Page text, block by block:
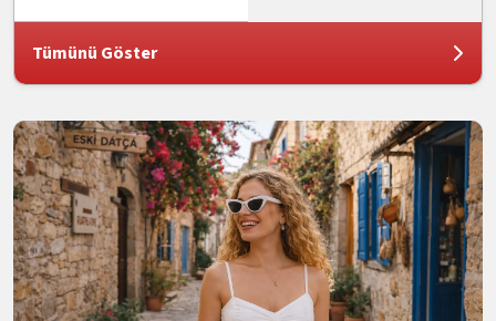
Tümünü Göster